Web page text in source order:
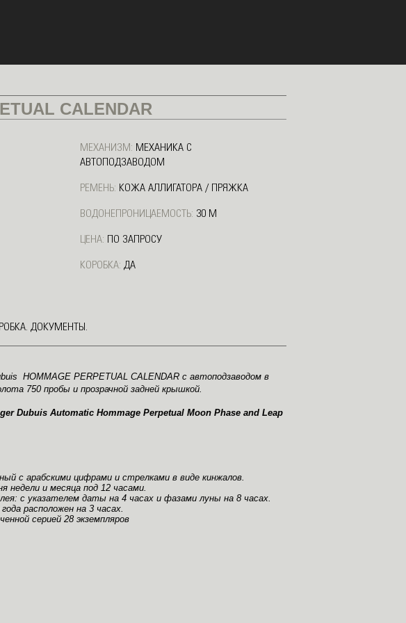
CALENDAR
МЕХАНИЗМ: МЕХАНИКА С
АВТОПОДЗАВОДОМ
РЕМЕНЬ: КОЖА АЛЛИГАТОРА / ПРЯЖКА
ВОДОНЕПРОНИЦАЕМОСТЬ: 30 М
ЦЕНА: ПО ЗАПРОСУ
КОРОБКА: ДА
ДОКУМЕНТЫ.
HOMMAGE PERPETUAL CALENDAR с автоподзаводом в
750 пробы и прозрачной задней крышкой.
Dubuis Automatic Hommage Perpetual Moon Phase and Leap
с арабскими цифрами и стрелками в виде кинжалов.
недели и месяца под 12 часами.
с указателем даты на 4 часах и фазами луны на 8 часах.
расположен на 3 часах.
серией 28 экземпляров